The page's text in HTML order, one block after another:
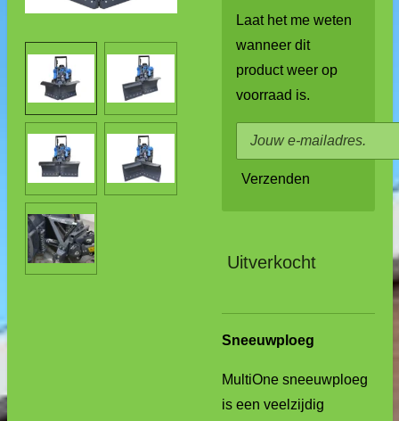
Laat het me weten
wanneer dit
product weer op
voorraad is.
Verzenden
Uitverkocht
Sneeuwploeg
MultiOne sneeuwploeg
is een veelzijdig